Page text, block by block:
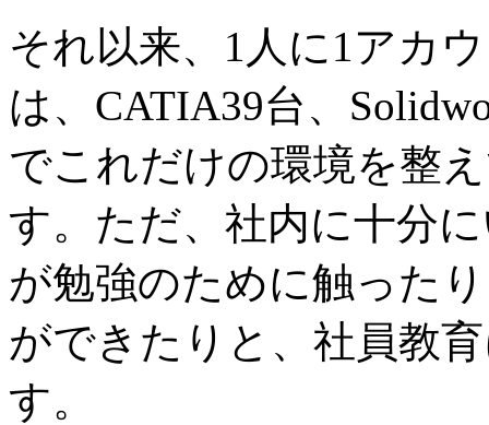
それ以来、1人に1アカ
は、CATIA39台、
でこれだけの環境を整
す。ただ、社内に十分
が勉強のために触った
ができたりと、社員教
す。